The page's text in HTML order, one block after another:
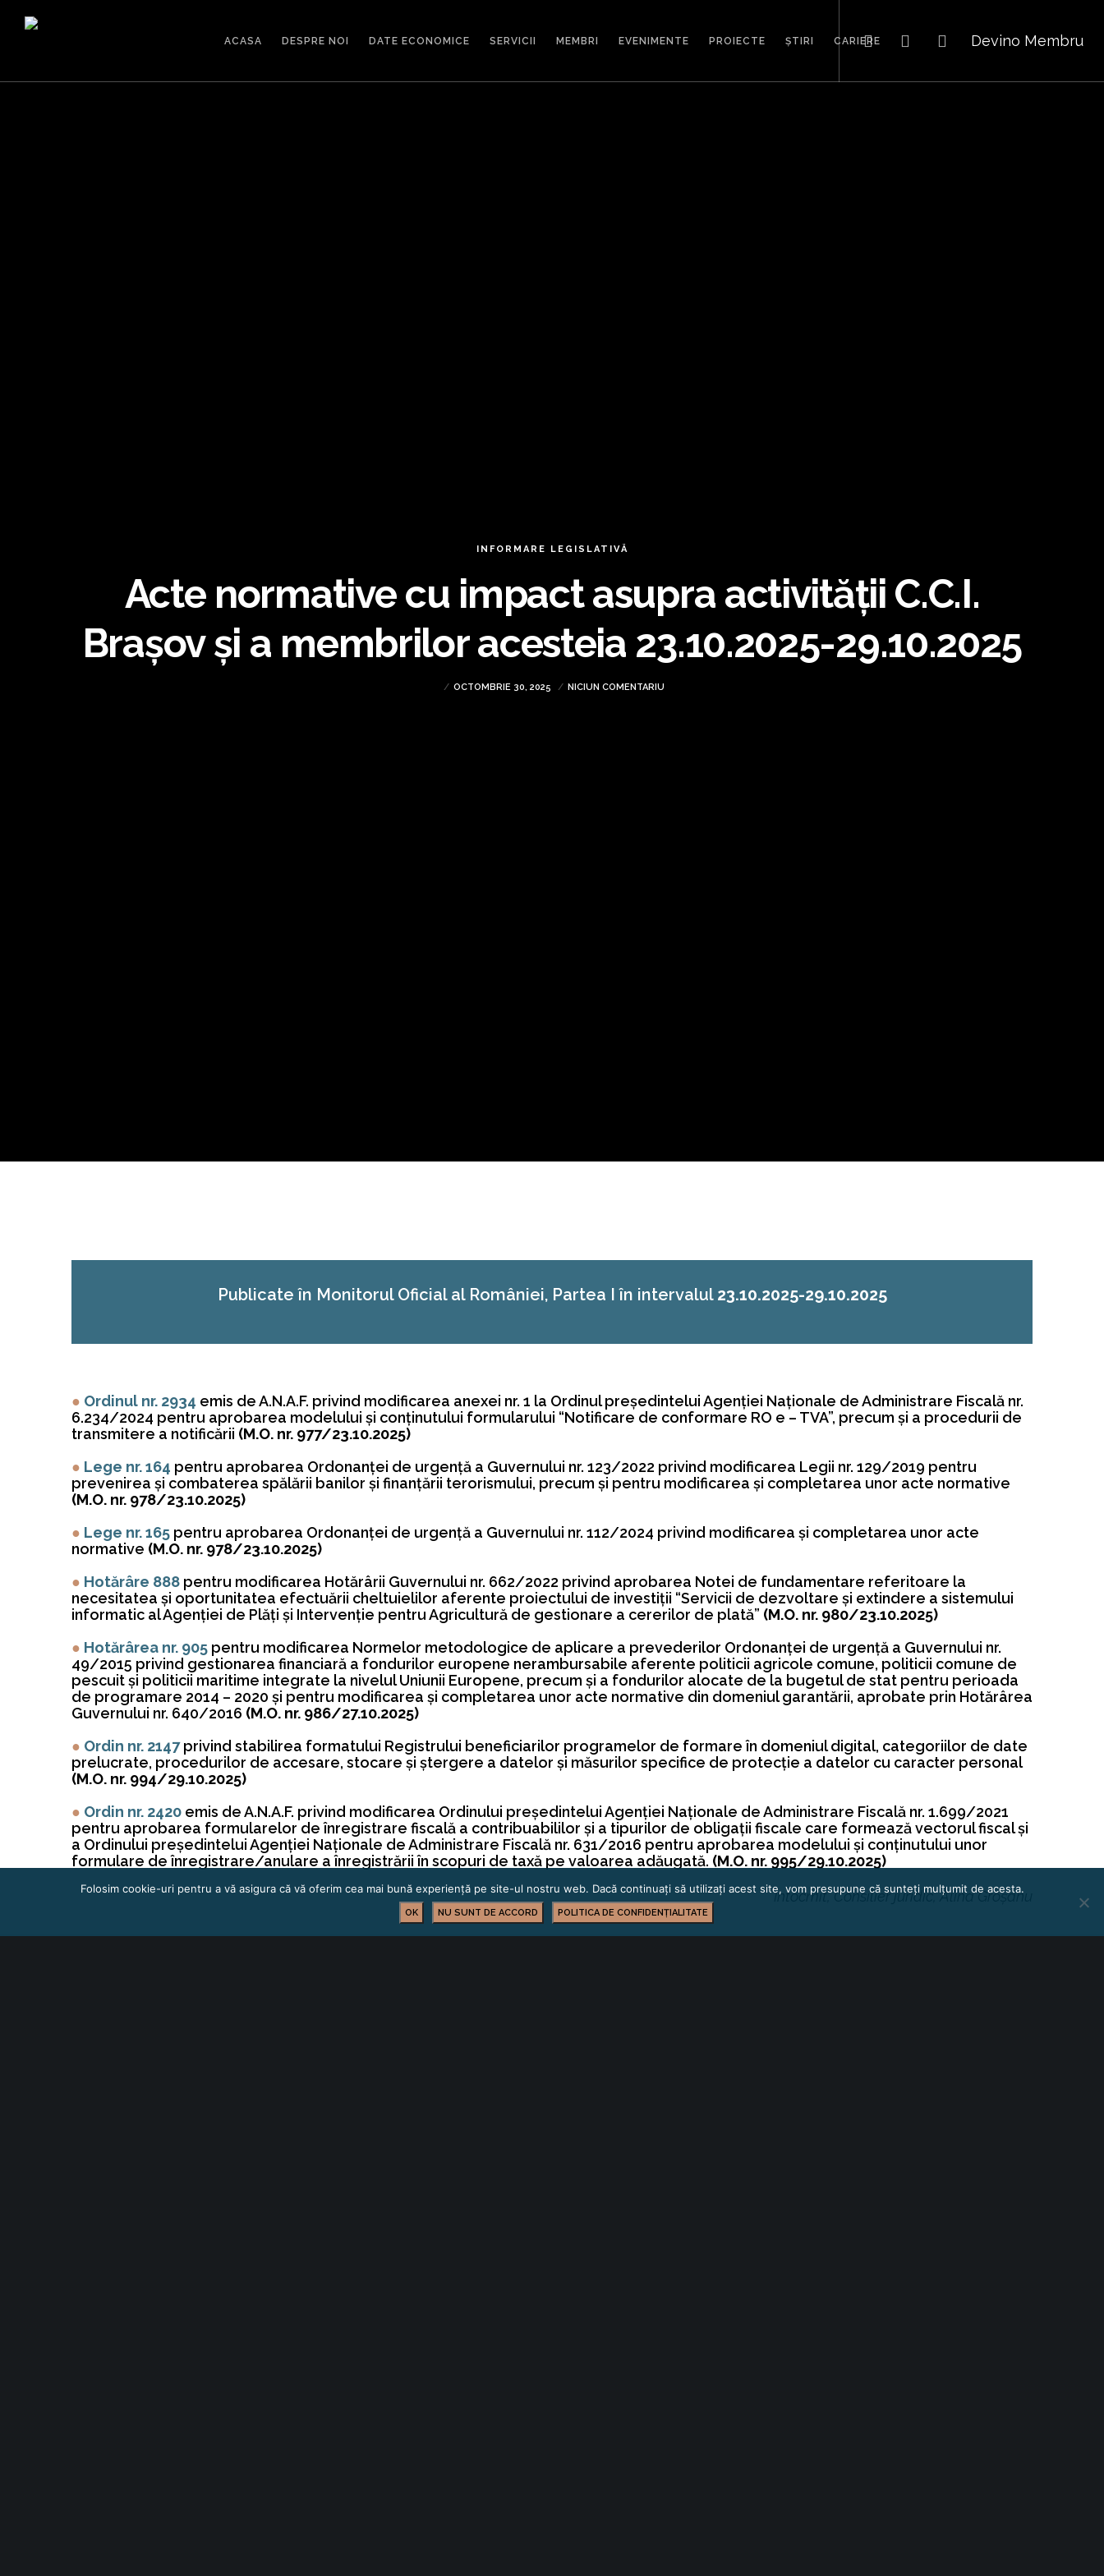
Devino Membru
ACASA DESPRE NOI DATE ECONOMICE SERVICII MEMBRI EVENIMENTE PROIECTE ȘTIRI CARIERE
INFORMARE LEGISLATIVĂ
Acte normative cu impact asupra activității C.C.I.
Brașov și a membrilor acesteia 23.10.2025-29.10.2025
OCTOMBRIE 30, 2025 NICIUN COMENTARIU
Publicate în Monitorul Oficial al României, Partea I în intervalul 23.10.2025-29.10.2025
● Ordinul nr. 2934 emis de A.N.A.F. privind modificarea anexei nr. 1 la Ordinul preşedintelui Agenţiei Naţionale de Administrare Fiscală nr.
6.234/2024 pentru aprobarea modelului şi conţinutului formularului “Notificare de conformare RO e – TVA”, precum şi a procedurii de
transmitere a notificării (M.O. nr. 977/23.10.2025)
● Lege nr. 164 pentru aprobarea Ordonanţei de urgenţă a Guvernului nr. 123/2022 privind modificarea Legii nr. 129/2019 pentru
prevenirea şi combaterea spălării banilor şi finanţării terorismului, precum şi pentru modificarea şi completarea unor acte normative
(M.O. nr. 978/23.10.2025)
● Lege nr. 165 pentru aprobarea Ordonanţei de urgenţă a Guvernului nr. 112/2024 privind modificarea şi completarea unor acte
normative (M.O. nr. 978/23.10.2025)
● Hotărâre 888 pentru modificarea Hotărârii Guvernului nr. 662/2022 privind aprobarea Notei de fundamentare referitoare la
necesitatea şi oportunitatea efectuării cheltuielilor aferente proiectului de investiţii “Servicii de dezvoltare şi extindere a sistemului
informatic al Agenţiei de Plăţi şi Intervenţie pentru Agricultură de gestionare a cererilor de plată” (M.O. nr. 980/23.10.2025)
● Hotărârea nr. 905 pentru modificarea Normelor metodologice de aplicare a prevederilor Ordonanţei de urgenţă a Guvernului nr.
49/2015 privind gestionarea financiară a fondurilor europene nerambursabile aferente politicii agricole comune, politicii comune de
pescuit şi politicii maritime integrate la nivelul Uniunii Europene, precum şi a fondurilor alocate de la bugetul de stat pentru perioada
de programare 2014 – 2020 şi pentru modificarea şi completarea unor acte normative din domeniul garantării, aprobate prin Hotărârea
Guvernului nr. 640/2016 (M.O. nr. 986/27.10.2025)
● Ordin nr. 2147privind stabilirea formatului Registrului beneficiarilor programelor de formare în domeniul digital, categoriilor de date
prelucrate, procedurilor de accesare, stocare şi ştergere a datelor şi măsurilor specifice de protecţie a datelor cu caracter personal
(M.O. nr. 994/29.10.2025)
● Ordin nr. 2420 emis de A.N.A.F. privind modificarea Ordinului președintelui Agenției Naționale de Administrare Fiscală nr. 1.699/2021
pentru aprobarea formularelor de înregistrare fiscală a contribuabililor și a tipurilor de obligații fiscale care formează vectorul fiscal și
a Ordinului președintelui Agenției Naționale de Administrare Fiscală nr. 631/2016 pentru aprobarea modelului și conținutului unor
formulare de înregistrare/anulare a înregistrării în scopuri de taxă pe valoarea adăugată. (M.O. nr. 995/29.10.2025)
Întocmit, Consilier juridic, Alina Groșanu
Folosim cookie-uri pentru a vă asigura că vă oferim cea mai bună experiență pe site-ul nostru web. Dacă continuați să utilizați acest site, vom presupune că sunteți mulțumit de acesta.
OK NU SUNT DE ACCORD POLITICA DE CONFIDENȚIALITATE